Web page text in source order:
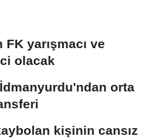
FK yarışmacı ve
olacak
orta
kişinin cansız